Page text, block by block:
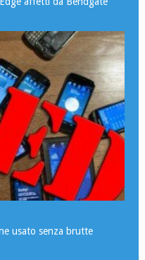
usato senza brutte